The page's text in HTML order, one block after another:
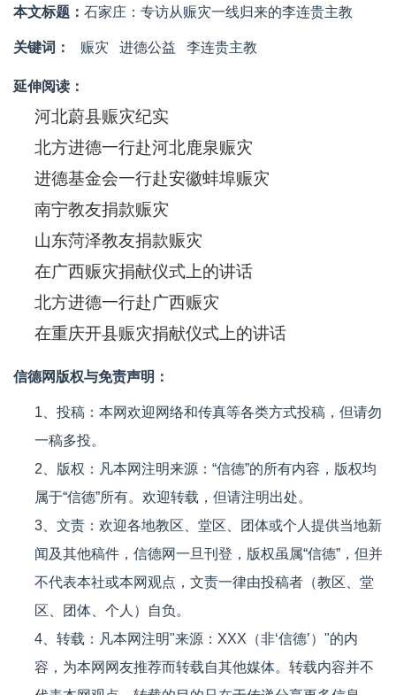
本文标题： 石家庄：专访从赈灾一线归来的李连贵主教
关键词： 赈灾 进德公益 李连贵主教
延伸阅读：
河北蔚县赈灾纪实
北方进德一行赴河北鹿泉赈灾
进德基金会一行赴安徽蚌埠赈灾
南宁教友捐款赈灾
山东菏泽教友捐款赈灾
在广西赈灾捐献仪式上的讲话
北方进德一行赴广西赈灾
在重庆开县赈灾捐献仪式上的讲话
信德网版权与免责声明：
1、投稿：本网欢迎网络和传真等各类方式投稿，但请勿
一稿多投。
2、版权：凡本网注明来源：“信德”的所有内容，版权均
属于“信德”所有。欢迎转载，但请注明出处。
3、文责：欢迎各地教区、堂区、团体或个人提供当地新
闻及其他稿件，信德网一旦刊登，版权虽属“信德”，但并
不代表本社或本网观点，文责一律由投稿者（教区、堂
区、团体、个人）自负。
4、转载：凡本网注明"来源：XXX（非‘信德’）"的内
容，为本网网友推荐而转载自其他媒体。转载内容并不